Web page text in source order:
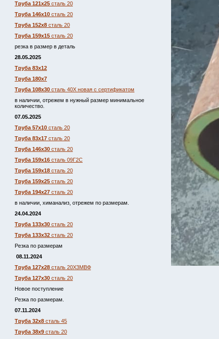
Труба 121х25 сталь 20
Труба 146х10 сталь 20
Труба 152х8 сталь 20
Труба 159х15 сталь 20
резка в размер в деталь
28.05.2025
Труба 83х12
Труба 180х7
Труба 108х30 сталь 40Х новая с сертификатом
в наличии, отрежем в нужный размер минимальное
количество.
07.05.2025
Труба 57х10 сталь 20
Труба 83х17 сталь 20
Труба 146х30 сталь 20
Труба 159х16 сталь 09Г2С
Труба 159х18 сталь 20
Труба 159х25 сталь 20
Труба 194х27 сталь 20
в наличии, химанализ, отрежем по размерам.
24.04.2024
Труба 133х30 сталь 20
Труба 133х32 сталь 20
Резка по размерам
08.11.2024
Труба 127х28 сталь 20Х3МВФ
Труба 127х30 сталь 20
Новое поступление
Резка по размерам.
07.11.2024
Труба 32х8 сталь 45
Труба 38х9 сталь 20